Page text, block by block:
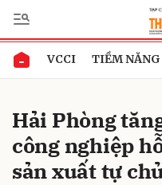
VCCI TIỀM
Hải Phòng
công nghiệp
sản xuất tự
Gửi bình luận